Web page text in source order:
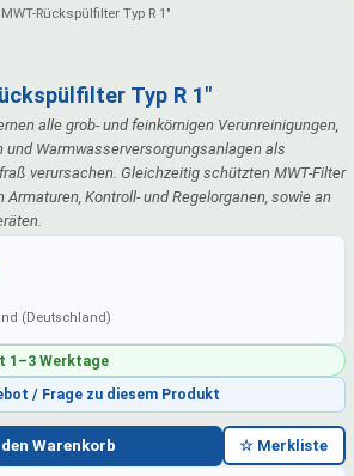
MWT-Rückspülfilter Typ R 1"
Typ R 1"
alle grob- und feinkörnigen Verunreinigungen,
Warmwasserversorgungsanlagen als
verursachen. Gleichzeitig schützten MWT-Filter
Kontroll- und Regelorganen, sowie an
(Deutschland)
1–3 Werktage
/ Frage zu diesem Produkt
den Warenkorb ☆ Merkliste